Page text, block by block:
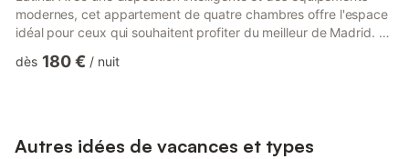
modernes, cet appartement de quatre chambres offre l'espace
idéal pour ceux qui souhaitent profiter du meilleur de Madrid. En
confort et fonctionnalité. Vous y trouverez un canapé-lit
dès 180 € / nuit
Autres idées de vacances et types